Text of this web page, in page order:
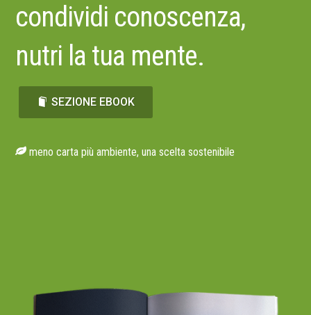
condividi conoscenza,
nutri la tua mente.
SEZIONE EBOOK
meno carta più ambiente, una scelta sostenibile